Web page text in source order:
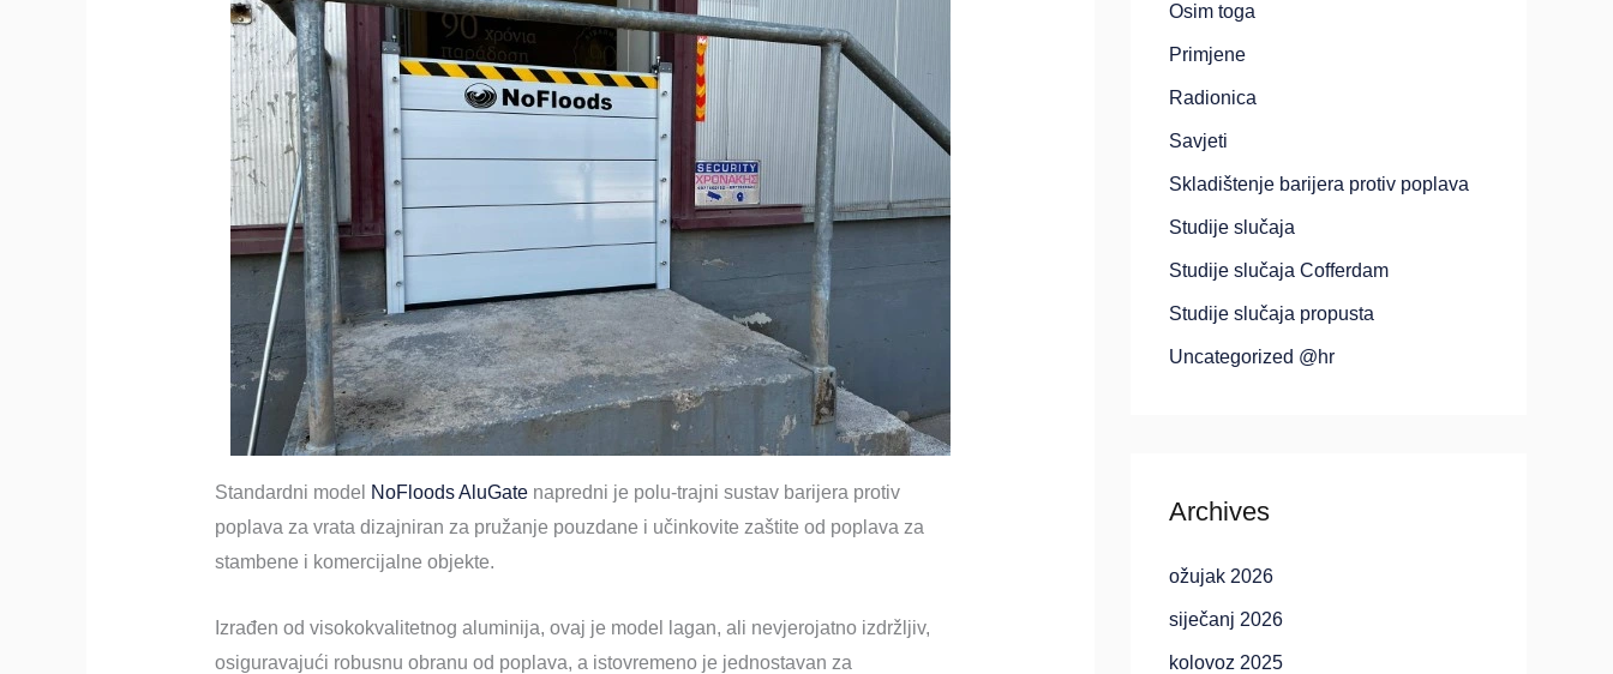
Standardni model NoFloods AluGatenapredni je polu-trajni sustav barijera protiv
poplava za vrata dizajniran za pružanje pouzdane i učinkovite zaštite od poplava za
stambene i komercijalne objekte.
Izrađen od visokokvalitetnog aluminija, ovaj je model lagan, ali nevjerojatno izdržljiv,
osiguravajući robusnu obranu od poplava, a istovremeno je jednostavan za
Osim toga
Primjene
Radionica
Savjeti
Skladištenje barijera protiv poplava
Studije slučaja
Studije slučaja Cofferdam
Studije slučaja propusta
Uncategorized @hr
Archives
ožujak 2026
siječanj 2026
kolovoz 2025